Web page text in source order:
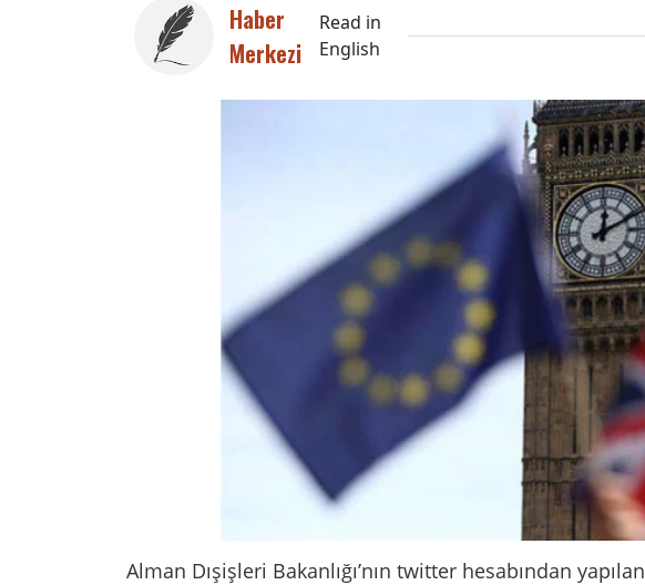
Haber
Merkezi
Read in
English
Alman Dışişleri Bakanlığı’nın twitter hesabından